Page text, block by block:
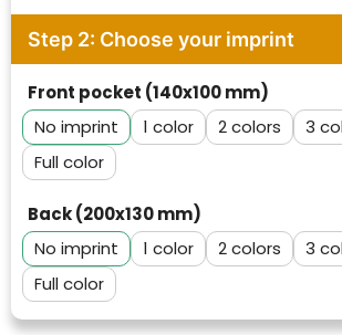
Step 2: Choose your imprint
Front pocket (140x100 mm)
No imprint
1 2 3
Full color
Back (200x130 mm)
No imprint
1 2 3
Full color